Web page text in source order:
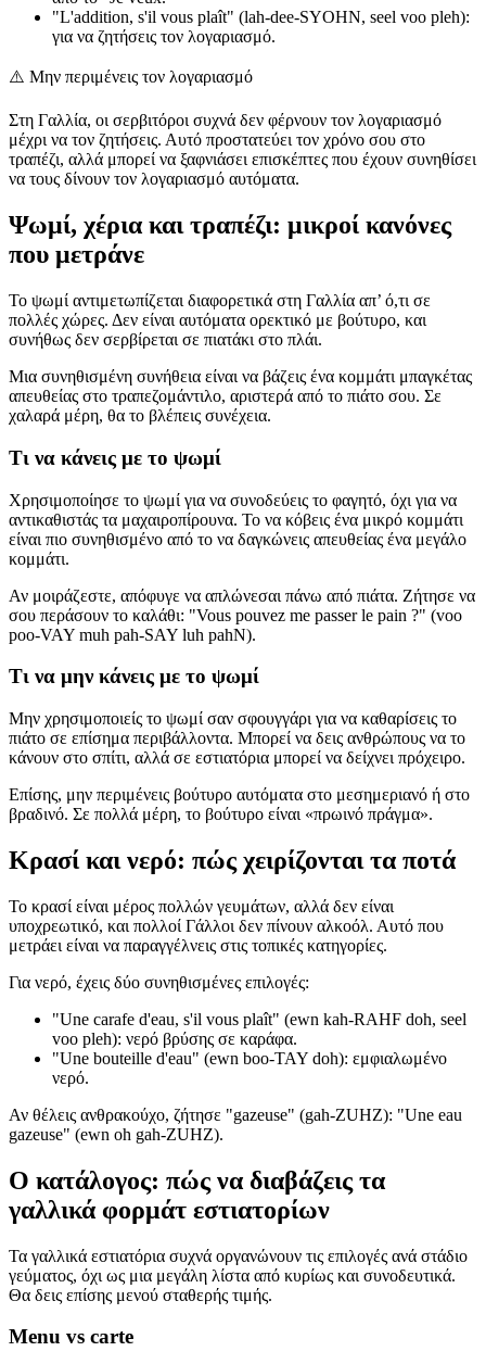
"L'addition, s'il vous plaît" (lah-dee-SYOHN, seel voo pleh):
για να ζητήσεις τον λογαριασμό.
⚠️ Μην περιμένεις τον λογαριασμό
Στη Γαλλία, οι σερβιτόροι συχνά δεν φέρνουν τον λογαριασμό
μέχρι να τον ζητήσεις. Αυτό προστατεύει τον χρόνο σου στο
τραπέζι, αλλά μπορεί να ξαφνιάσει επισκέπτες που έχουν συνηθίσει
να τους δίνουν τον λογαριασμό αυτόματα.
Ψωμί, χέρια και τραπέζι: μικροί κανόνες
που μετράνε
Το ψωμί αντιμετωπίζεται διαφορετικά στη Γαλλία απ’ ό,τι σε
πολλές χώρες. Δεν είναι αυτόματα ορεκτικό με βούτυρο, και
συνήθως δεν σερβίρεται σε πιατάκι στο πλάι.
Μια συνηθισμένη συνήθεια είναι να βάζεις ένα κομμάτι μπαγκέτας
απευθείας στο τραπεζομάντιλο, αριστερά από το πιάτο σου. Σε
χαλαρά μέρη, θα το βλέπεις συνέχεια.
Τι να κάνεις με το ψωμί
Χρησιμοποίησε το ψωμί για να συνοδεύεις το φαγητό, όχι για να
αντικαθιστάς τα μαχαιροπίρουνα. Το να κόβεις ένα μικρό κομμάτι
είναι πιο συνηθισμένο από το να δαγκώνεις απευθείας ένα μεγάλο
κομμάτι.
Αν μοιράζεστε, απόφυγε να απλώνεσαι πάνω από πιάτα. Ζήτησε να
σου περάσουν το καλάθι: "Vous pouvez me passer le pain ?" (voo
poo-VAY muh pah-SAY luh pahN).
Τι να μην κάνεις με το ψωμί
Μην χρησιμοποιείς το ψωμί σαν σφουγγάρι για να καθαρίσεις το
πιάτο σε επίσημα περιβάλλοντα. Μπορεί να δεις ανθρώπους να το
κάνουν στο σπίτι, αλλά σε εστιατόρια μπορεί να δείχνει πρόχειρο.
Επίσης, μην περιμένεις βούτυρο αυτόματα στο μεσημεριανό ή στο
βραδινό. Σε πολλά μέρη, το βούτυρο είναι «πρωινό πράγμα».
Κρασί και νερό: πώς χειρίζονται τα ποτά
Το κρασί είναι μέρος πολλών γευμάτων, αλλά δεν είναι
υποχρεωτικό, και πολλοί Γάλλοι δεν πίνουν αλκοόλ. Αυτό που
μετράει είναι να παραγγέλνεις στις τοπικές κατηγορίες.
Για νερό, έχεις δύο συνηθισμένες επιλογές:
"Une carafe d'eau, s'il vous plaît" (ewn kah-RAHF doh, seel
voo pleh): νερό βρύσης σε καράφα.
"Une bouteille d'eau" (ewn boo-TAY doh): εμφιαλωμένο
νερό.
Αν θέλεις ανθρακούχο, ζήτησε "gazeuse" (gah-ZUHZ): "Une eau
gazeuse" (ewn oh gah-ZUHZ).
Ο κατάλογος: πώς να διαβάζεις τα
γαλλικά φορμάτ εστιατορίων
Τα γαλλικά εστιατόρια συχνά οργανώνουν τις επιλογές ανά στάδιο
γεύματος, όχι ως μια μεγάλη λίστα από κυρίως και συνοδευτικά.
Θα δεις επίσης μενού σταθερής τιμής.
Menu vs carte